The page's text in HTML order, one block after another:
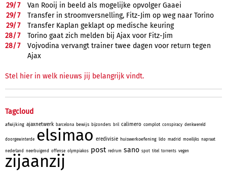
29/7
Van Rooij in beeld als mogelijke opvolger Gaaei
29/7
Transfer in stroomversnelling, Fitz-Jim op weg naar Torino
29/7
Transfer Kaplan geklapt op medische keuring
28/7
Torino gaat zich melden bij Ajax voor Fitz-Jim
28/7
Vojvodina vervangt trainer twee dagen voor return tegen
Ajax
Stel hier in welk nieuws jij belangrijk vindt.
Tagcloud
afwijking ajaxnetwerk barcelona bewijs bijzonders bril calimero complot conspiracy denkwereld
doorgewinterde elsimao eredivisie huiswerkoefening lido madrid moeilijks napraat
nederland neerbuigend offense olympiakos post redrum sano spot titel torrents vegen
zijaanzij